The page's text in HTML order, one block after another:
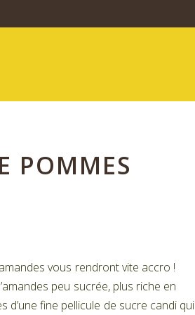
POMMES
vous rendront vite accro !
peu sucrée, plus riche en
d’une fine pellicule de sucre candi qui